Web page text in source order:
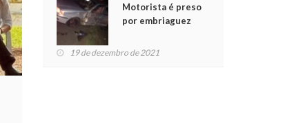
Motorista é preso
por embriaguez
com dois feridos
19 de dezembro de 2021